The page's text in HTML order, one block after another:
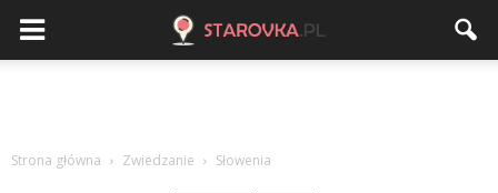
Strona główna Zwiedzanie Słowenia